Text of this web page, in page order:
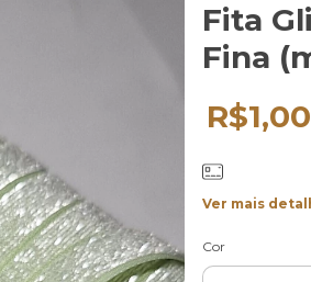
Fita
Fina
R$1,00
Ver mais
Cor